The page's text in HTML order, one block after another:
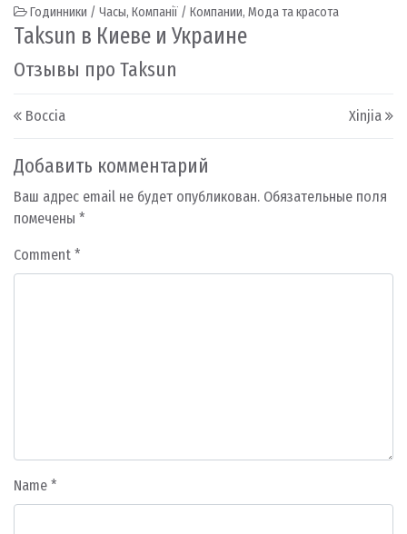
Годинники / Часы, Компанії / Компании, Мода та красота
Taksun в Киеве и Украине
Отзывы про Taksun
Post navigation
Boccia Xinjia
Добавить комментарий
Ваш адрес email не будет опубликован. Обязательные поля
помечены *
Comment *
Name *